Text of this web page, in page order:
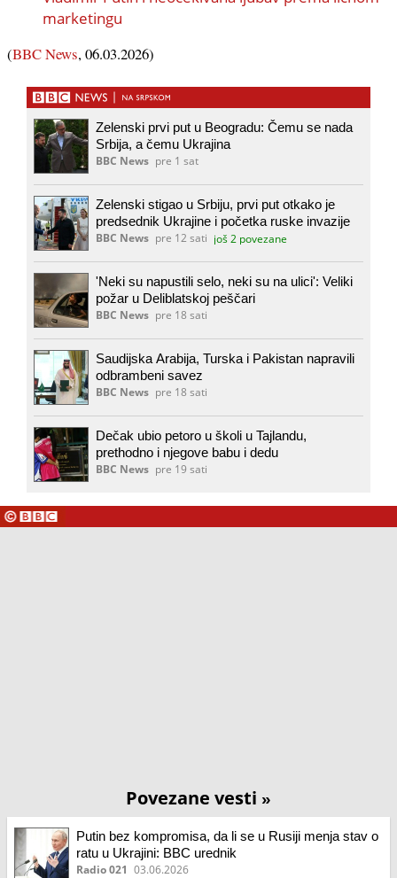
marketingu
(BBC News, 06.03.2026)
Zelenski prvi put u Beogradu: Čemu se nada
Srbija, a čemu Ukrajina
BBC News pre 1 sat
Zelenski stigao u Srbiju, prvi put otkako je
predsednik Ukrajine i početka ruske invazije
BBC News pre 12 sati još 2 povezane
'Neki su napustili selo, neki su na ulici': Veliki
požar u Deliblatskoj peščari
BBC News pre 18 sati
Saudijska Arabija, Turska i Pakistan napravili
odbrambeni savez
BBC News pre 18 sati
Dečak ubio petoro u školi u Tajlandu,
prethodno i njegove babu i dedu
BBC News pre 19 sati
Povezane vesti »
Putin bez kompromisa, da li se u Rusiji menja stav o
ratu u Ukrajini: BBC urednik
Radio 021 03.06.2026